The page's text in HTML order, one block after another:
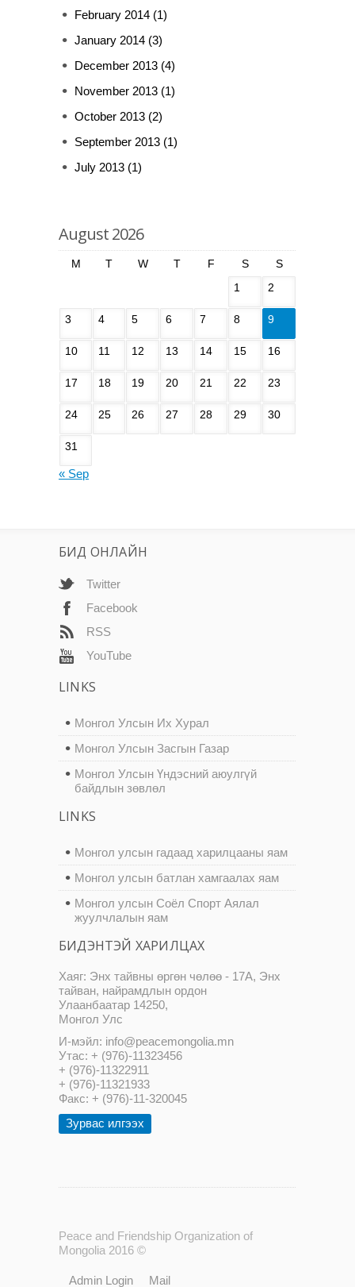
February 2014 (1)
January 2014 (3)
December 2013 (4)
November 2013 (1)
October 2013 (2)
September 2013 (1)
July 2013 (1)
August 2026
M T W T F S
S
1
2
3 4 5 6 7 8 9
10 11 12 13 14 15 16
17 18 19 20 21 22 23
24 25 26 27 28 29 30
31
« Sep
БИД ОНЛАЙН
Twitter
Facebook
RSS
YouTube
LINKS
Монгол Улсын Их Хурал
Монгол Улсын Засгын Газар
Монгол Улсын Үндэсний аюулгүй
байдлын зөвлөл
LINKS
Монгол улсын гадаад харилцааны яам
Монгол улсын батлан хамгаалах яам
Монгол улсын Соёл Спорт Аялал
жуулчлалын яам
БИДЭНТЭЙ ХАРИЛЦАХ
Хаяг: Энх тайвны өргөн чөлөө - 17А, Энх
тайван, найрамдлын ордон
Улаанбаатар 14250,
Монгол Улс
И-мэйл: info@peacemongolia.mn
Утас: + (976)-11323456
+ (976)-11322911
+ (976)-11321933
Факс: + (976)-11-320045
Зурвас илгээх
Peace and Friendship Organization of
Mongolia 2016 ©
Admin Login Mail